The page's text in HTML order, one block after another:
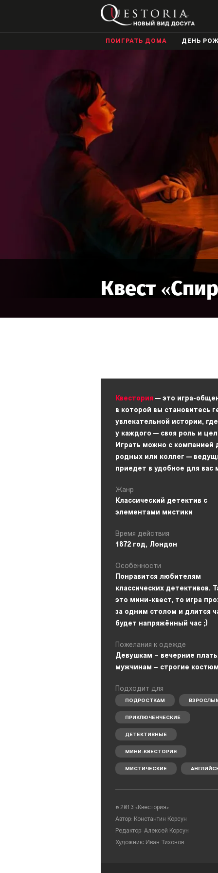
ПОИГРАТЬ ДОМА ДЕНЬ
Квест «
Квестория — это игра-
в которой вы становитесь
увлекательной истории, где
у каждого — своя роль и
Играть можно с компанией
родных или коллег —
приедет в удобное для вас
Жанр
Классический детектив с
элементами мистики
Время действия
1872 год, Лондон
Особенности
Понравится любителям
классических детективов.
это мини-квест, то игра
за одним столом и длится
будет напряжённый час ;)
Пожелания к одежде
Девушкам – вечерние
мужчинам – строгие
Подходит для
ПОДРОСТКАМ
ПРИКЛЮЧЕНЧЕСКИЕ
ДЕТЕКТИВНЫЕ
МИНИ-КВЕСТОРИЯ
МИСТИЧЕСКИЕ
© 2013 «Квестория»
Автор: Константин Корсун
Редактор: Алексей Корсун
Художник: Иван Тихонов